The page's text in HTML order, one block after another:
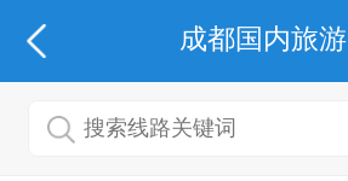
成都国内旅游